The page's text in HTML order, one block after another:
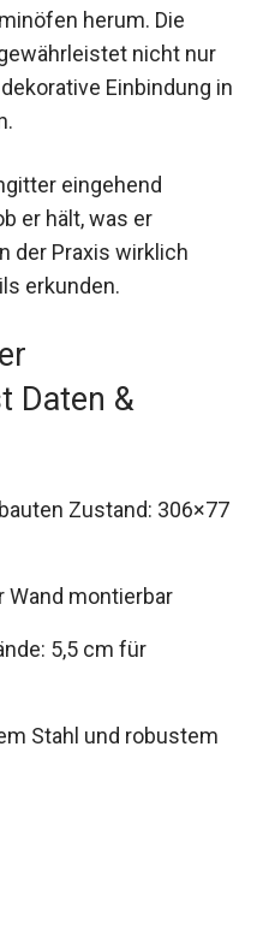
herum. Die
nicht nur
Einbindung in
eingehend
er hält, was er
der Praxis wirklich
erkunden.
Daten &
Zustand: 306×77
Wand montierbar
5,5 cm für
Stahl und robustem